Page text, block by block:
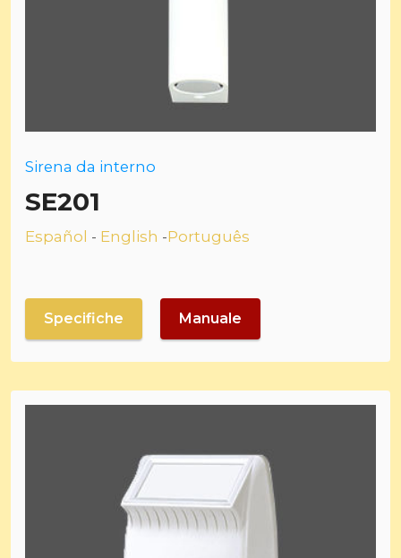
Sirena da interno
SE201
Español - English -Português
Specifiche Manuale